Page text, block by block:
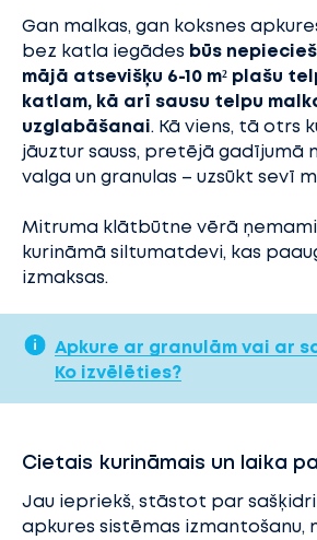
Gan malkas, gan koksnes
bez katla iegādes būs
mājā atsevišķu 6-10 m² plašu
katlam, kā arī sausu telpu
uzglabāšanai. Kā viens, tā otrs
jāuztur sauss, pretējā gadījumā
valga un granulas – uzsūkt sevī
Mitruma klātbūtne vērā
kurināmā siltumatdevi, kas
izmaksas.
Apkure ar granulām vai ar
Ko izvēlēties?
Cietais kurināmais un laika
Jau iepriekš, stāstot par
apkures sistēmas izmantošanu,